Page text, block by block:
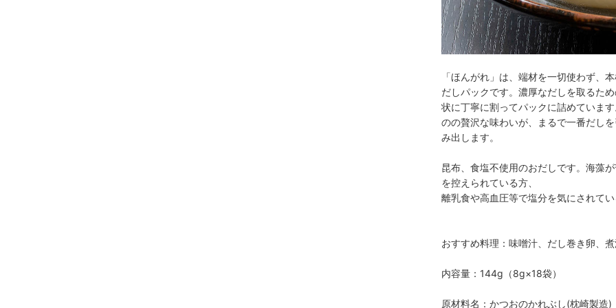
「ほんがれ」は、端材を一切使わず、
だしパックです。濃厚なだしを取るた
状に丁寧に割ってパックに詰めていま
のの贅沢な味わいが、まるで一番だし
み出します。
昆布、食塩不使用のおだしです。海藻
を控えられている方、
離乳食や高血圧等で塩分を気にされて
おすすめ料理：味噌汁、だし巻き卵、
内容量：144g（8g×18袋）
原材料名：かつおのかれぶし(枕崎製造)